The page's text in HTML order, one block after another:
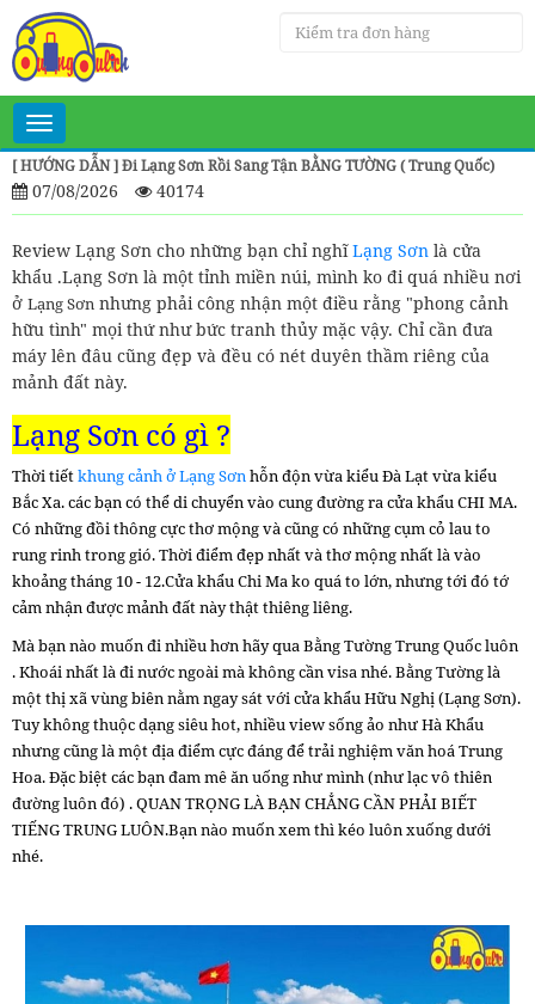
Toggle
navigation
[ HƯỚNG DẪN ] Đi Lạng Sơn Rồi Sang Tận BẰNG TƯỜNG ( Trung Quốc)
07/08/2026 40174
Review Lạng Sơn cho những bạn chỉ nghĩLạng Sơn là cửa
khẩu .Lạng Sơn là một tỉnh miền núi, mình ko đi quá nhiều nơi
ở Lạng Sơn nhưng phải công nhận một điều rằng "phong cảnh
hữu tình" mọi thứ như bức tranh thủy mặc vậy. Chỉ cần đưa
máy lên đâu cũng đẹp và đều có nét duyên thầm riêng của
mảnh đất này.
Lạng Sơn có gì ?
Thời tiếtkhung cảnh ởLạng Sơnhỗn độn vừa kiểu Đà Lạt vừa kiểu
Bắc Xa. các bạn có thể di chuyển vào cung đường ra cửa khẩu CHI MA.
Có những đồi thông cực thơ mộng và cũng có những cụm cỏ lau to
rung rinh trong gió. Thời điểm đẹp nhất và thơ mộng nhất là vào
khoảng tháng 10 - 12.Cửa khẩu Chi Ma ko quá to lớn, nhưng tới đó tớ
cảm nhận được mảnh đất này thật thiêng liêng.
Mà bạn nào muốn đi nhiều hơn hãy qua Bằng Tường Trung Quốc luôn
. Khoái nhất là đi nước ngoài mà không cần visa nhé.Bằng Tường là
một thị xã vùng biên nằm ngay sát với cửa khẩu Hữu Nghị (Lạng Sơn).
Tuy không thuộc dạng siêu hot, nhiều view sống ảo như Hà Khẩu
nhưng cũng là một địa điểm cực đáng để trải nghiệm văn hoá Trung
Hoa. Đặc biệt các bạn đam mê ăn uống như mình (như lạc vô thiên
đường luôn đó) . QUAN TRỌNG LÀ BẠN CHẲNG CẦN PHẢI BIẾT
TIẾNG TRUNG LUÔN.Bạn nào muốn xem thì kéo luôn xuống dưới
nhé.